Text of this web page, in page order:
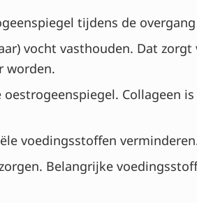
tijdens de
vocht vasthouden. Dat
worden.
Collageen
voedingsstoffen
Belangrijke